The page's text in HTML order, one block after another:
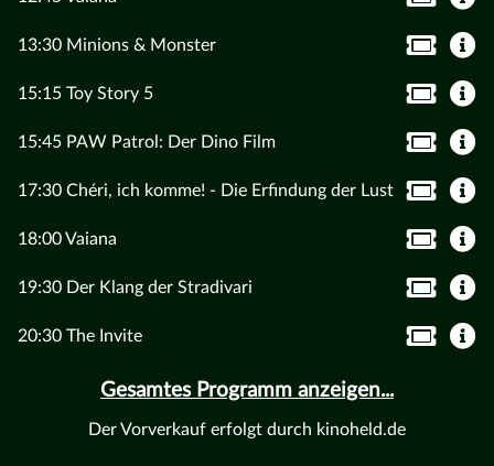
13:30 Minions & Monster
15:15 Toy Story 5
15:45 PAW Patrol: Der Dino Film
17:30 Chéri, ich komme! - Die Erfindung der Lust
18:00 Vaiana
19:30 Der Klang der Stradivari
20:30 The Invite
Gesamtes Programm anzeigen...
Der Vorverkauf erfolgt durch kinoheld.de